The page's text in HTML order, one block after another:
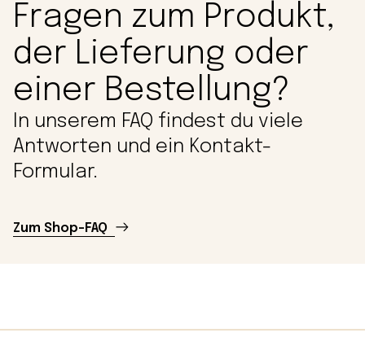
Fragen zum Produkt,
der Lieferung oder
einer Bestellung?
In unserem FAQ findest du viele
Antworten und ein Kontakt-
Formular.
Zum Shop-FAQ